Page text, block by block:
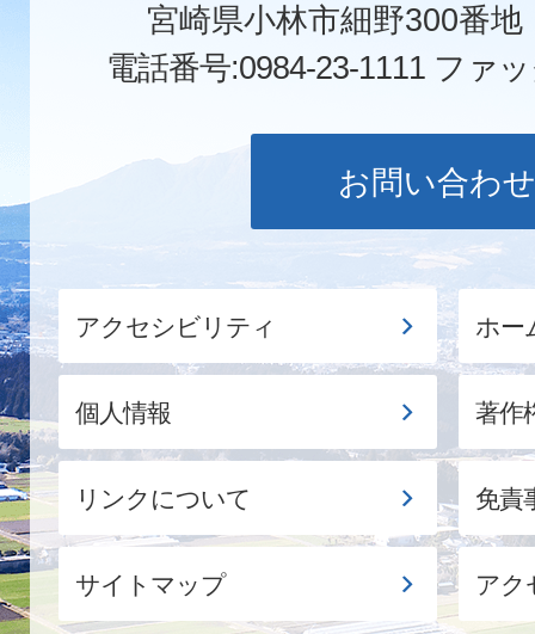
宮崎県小林市細野300番
電話番号:0984-23-1111 ファ
お問い合わせ
アクセシビリティ ホー
個人情報 著作
リンクについて 免責
サイトマップ アク